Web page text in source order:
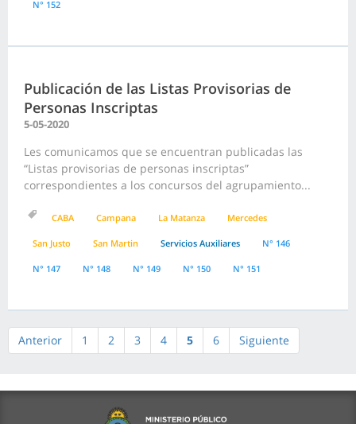
N° 152
Publicación de las Listas Provisorias de
Personas Inscriptas
5-05-2020
Les comunicamos que se encuentran publicadas las
“Listas provisorias de personas inscriptas”
correspondientes a los concursos del agrupamiento...
CABA Campana La Matanza Mercedes
San Justo San Martin Servicios Auxiliares N° 146
N° 147 N° 148 N° 149 N° 150 N° 151
Anterior 1 2 3 4 5 6 Siguiente